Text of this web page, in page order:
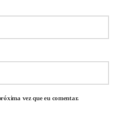
vez que eu comentar.